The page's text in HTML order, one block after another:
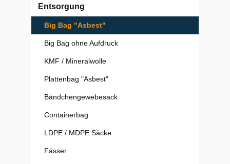
Entsorgung
Big Bag "Asbest"
Big Bag ohne Aufdruck
KMF / Mineralwolle
Plattenbag "Asbest"
Bändchengewebesack
Containerbag
LDPE / MDPE Säcke
Fässer